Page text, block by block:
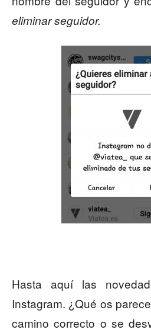
eliminar seguidor.
Hasta aquí las
Instagram. ¿Qué os
camino correcto o se